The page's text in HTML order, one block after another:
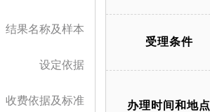
结果名称及样本
设定依据
收费依据及标准
受理条件
办理时间和地点